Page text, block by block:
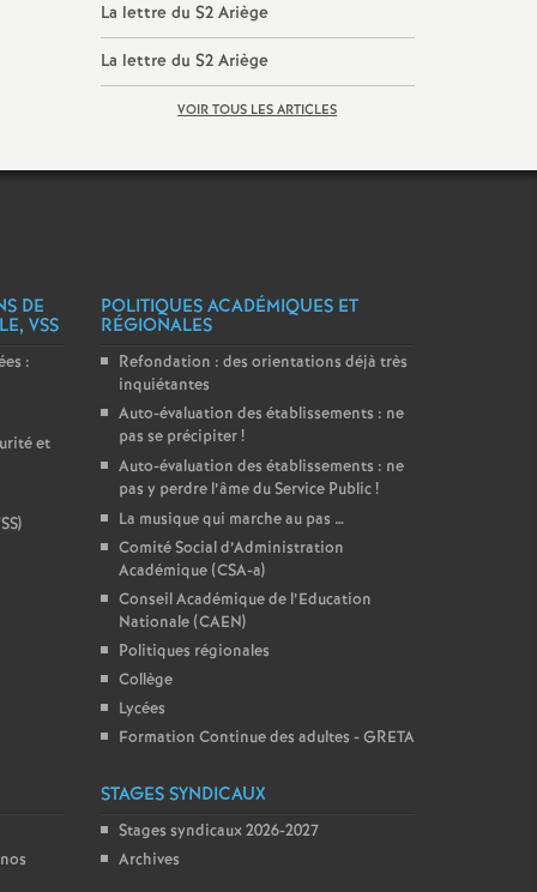
La lettre du S2 Ariège
La lettre du S2 Ariège
VOIR TOUS LES ARTICLES
DE
VSS
:
et
POLITIQUES ACADÉMIQUES ET
RÉGIONALES
Refondation : des orientations déjà très
inquiétantes
Auto-évaluation des établissements : ne
pas se précipiter!
Auto-évaluation des établissements : ne
pas y perdre l’âme du Service Public!
La musique qui marche au pas …
Comité Social d’Administration
Académique (CSA-a)
Conseil Académique de l’Education
Nationale (CAEN)
Politiques régionales
Collège
Lycées
Formation Continue des adultes - GRETA
STAGES SYNDICAUX
Stages syndicaux 2026-2027
Archives